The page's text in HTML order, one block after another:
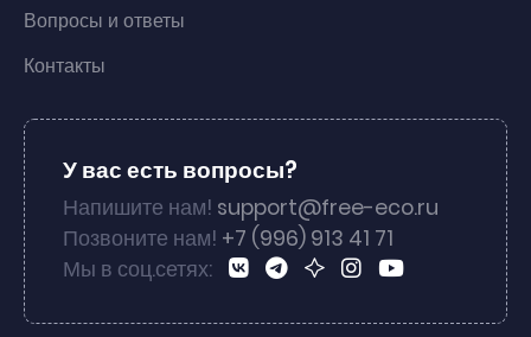
Вопросы и ответы
Контакты
У вас есть вопросы?
Напишите нам! support@free-eco.ru
Позвоните нам! +7 (996) 913 41 71
Мы в соц.сетях: